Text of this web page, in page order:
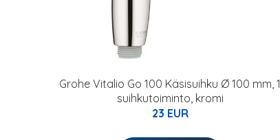
Grohe Vitalio Go 100 Käsisuihku Ø 100 mm, 1
suihkutoiminto, kromi
23 EUR